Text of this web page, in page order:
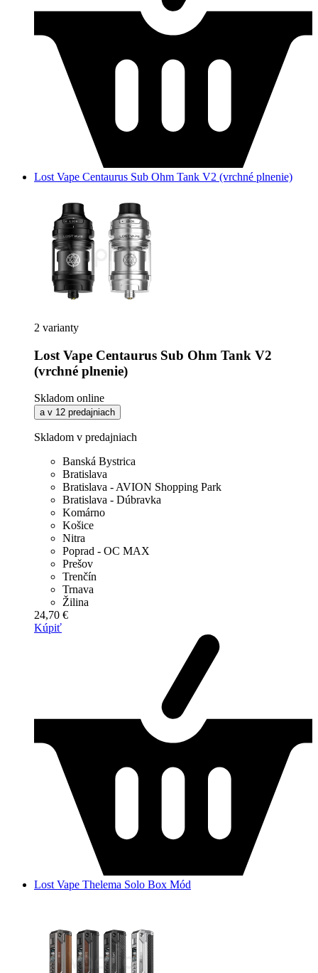
Lost Vape Centaurus Sub Ohm Tank V2 (vrchné plnenie)
2 varianty
Lost Vape Centaurus Sub Ohm Tank V2
(vrchné plnenie)
Skladom online
a v 12 predajniach
Skladom v predajniach
Banská Bystrica
Bratislava
Bratislava - AVION Shopping Park
Bratislava - Dúbravka
Komárno
Košice
Nitra
Poprad - OC MAX
Prešov
Trenčín
Trnava
Žilina
24,70 €
Kúpiť
Lost Vape Thelema Solo Box Mód